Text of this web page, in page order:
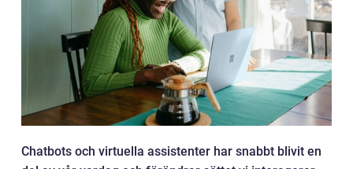
Chatbots och virtuella assistenter har snabbt blivit en